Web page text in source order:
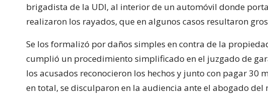
brigadista de la UDI, al interior de un automóvil donde
realizaron los rayados, que en algunos casos resultaron
Se los formalizó por daños simples en contra de la
cumplió un procedimiento simplificado en el juzgado de
los acusados reconocieron los hechos y junto con pagar 30
en total, se disculparon en la audiencia ante el abogado del